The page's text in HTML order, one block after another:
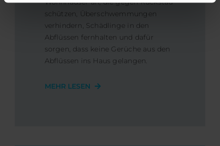
Wohnhäuser an, die gegen Rückstau
schützen, Überschwemmungen
verhindern, Schädlinge in den
Abflüssen fernhalten und dafür
sorgen, dass keine Gerüche aus den
Abflüssen ins Haus gelangen.
MEHR LESEN